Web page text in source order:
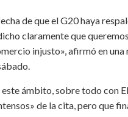
de que el G20 haya
claramente que
injusto», afirmó en una
este ámbito, sobre todo con
de la cita, pero que